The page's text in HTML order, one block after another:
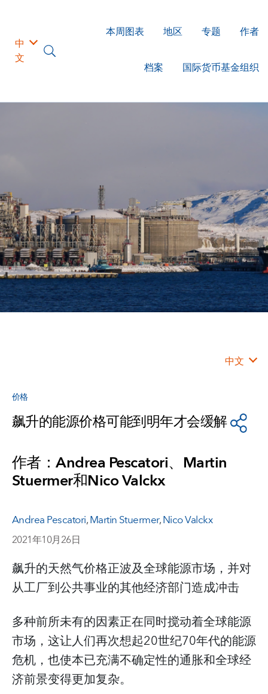
中
文
本周图表 地区 专题 作者
档案 国际货币基金组织
中文
价格
飙升的能源价格可能到明年才会缓解
作者：Andrea Pescatori、Martin
Stuermer和Nico Valckx
Andrea Pescatori,Martin Stuermer,Nico Valckx
2021年10月26日
飙升的天然气价格正波及全球能源市场，并对
从工厂到公共事业的其他经济部门造成冲击
多种前所未有的因素正在同时搅动着全球能源
市场，这让人们再次想起20世纪70年代的能源
危机，也使本已充满不确定性的通胀和全球经
济前景变得更加复杂。